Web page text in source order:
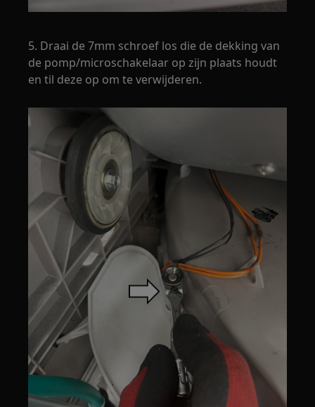
5. Draai de 7mm schroef los die de dekking van
de pomp/microschakelaar op zijn plaats houdt
en til deze op om te verwijderen.